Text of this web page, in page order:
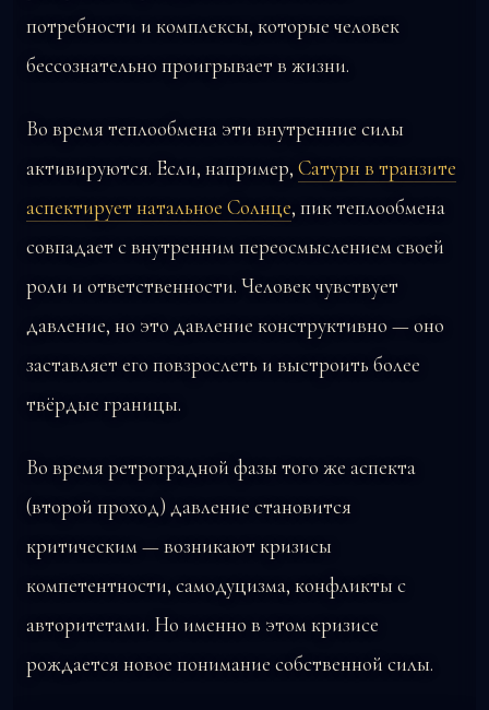
потребности и комплексы, которые человек
бессознательно проигрывает в жизни.
Во время теплообмена эти внутренние силы
активируются. Если, например, Сатурн в транзите
аспектирует натальное Солнце, пик теплообмена
совпадает с внутренним переосмыслением своей
роли и ответственности. Человек чувствует
давление, но это давление конструктивно — оно
заставляет его повзрослеть и выстроить более
твёрдые границы.
Во время ретроградной фазы того же аспекта
(второй проход) давление становится
критическим — возникают кризисы
компетентности, самодуцизма, конфликты с
авторитетами. Но именно в этом кризисе
рождается новое понимание собственной силы.